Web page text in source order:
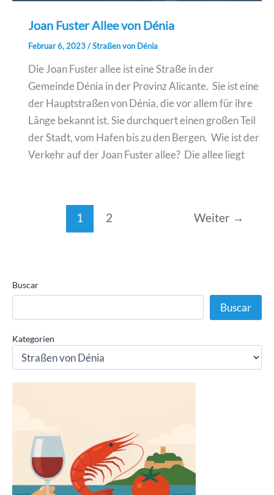
Joan Fuster Allee von Dénia
Februar 6, 2023/Straßen von Dénia
Die Joan Fuster allee ist eine Straße in der
Gemeinde Dénia in der Provinz Alicante. Sie ist eine
der Hauptstraßen von Dénia, die vor allem für ihre
Länge bekannt ist. Sie durchquert einen großen Teil
der Stadt, vom Hafen bis zu den Bergen. Wie ist der
Verkehr auf der Joan Fuster allee? Die allee liegt
1 2 Weiter →
Buscar
Buscar
Kategorien